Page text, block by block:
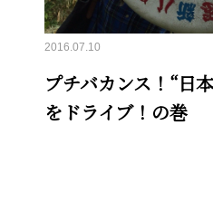
2016.07.10
プチバカンス！“日
をドライブ！の巻